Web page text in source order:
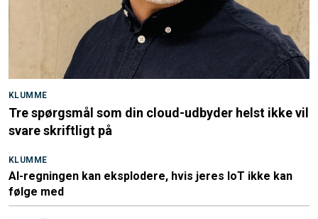
KLUMME
Tre spørgsmål som din cloud-udbyder helst ikke vil
svare skriftligt på
KLUMME
AI-regningen kan eksplodere, hvis jeres IoT ikke kan
følge med